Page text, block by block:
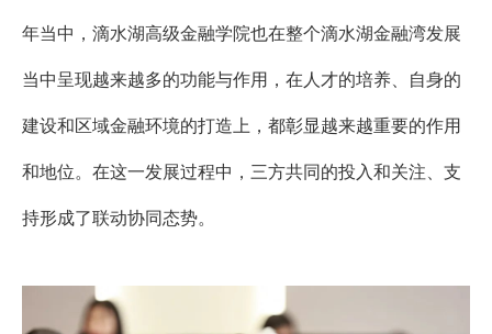
年当中， 滴水湖高级金融学院也在整个滴水湖金融湾发展
当中呈现越来越多的功能与作用 ，在人才的培养、自身的
建设和区域金融环境的打造上，都彰显越来越重要的作用
和地位。在这一发展过程中，三方共同的投入和关注、支
持形成了联动协同态势。